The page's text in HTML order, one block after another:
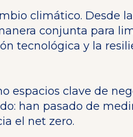
climático. Desde
conjunta para
tecnológica y la
espacios clave de
han pasado de
el net zero.